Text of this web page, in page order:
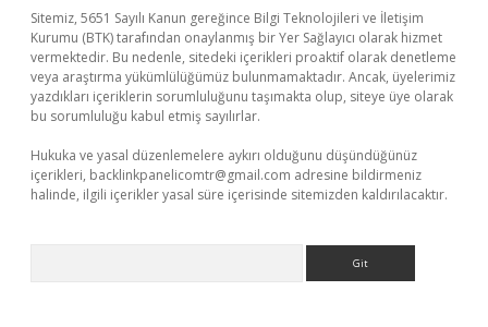
Sitemiz, 5651 Sayılı Kanun gereğince Bilgi Teknolojileri ve İletişim
Kurumu (BTK) tarafından onaylanmış bir Yer Sağlayıcı olarak hizmet
vermektedir. Bu nedenle, sitedeki içerikleri proaktif olarak denetleme
veya araştırma yükümlülüğümüz bulunmamaktadır. Ancak, üyelerimiz
yazdıkları içeriklerin sorumluluğunu taşımakta olup, siteye üye olarak
bu sorumluluğu kabul etmiş sayılırlar.
Hukuka ve yasal düzenlemelere aykırı olduğunu düşündüğünüz
içerikleri, backlinkpanelicomtr@gmail.com adresine bildirmeniz
halinde, ilgili içerikler yasal süre içerisinde sitemizden kaldırılacaktır.